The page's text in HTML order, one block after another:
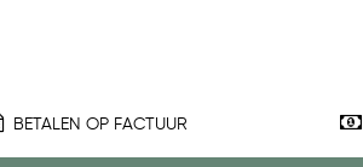
BETALEN OP FACTUUR